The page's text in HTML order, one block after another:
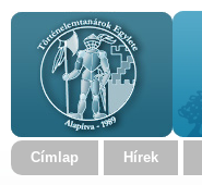
Címlap Hírek